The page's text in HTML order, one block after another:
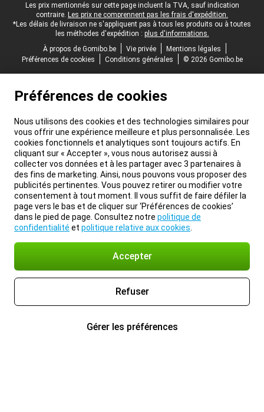
Pied-de-page légal
Les prix mentionnés sur cette page incluent la TVA, sauf indication
contraire. Les prix ne comprennent pas les frais d'expédition.
*Les délais de livraison ne s'appliquent pas à tous les produits ou à toutes
les méthodes d'expédition : plus d'informations.
À propos de Gomibo.be
Vie privée
Mentions légales
Préférences de cookies
Conditions générales © 2026 Gomibo.be
Préférences de cookies
Nous utilisons des cookies et des technologies similaires pour
vous offrir une expérience meilleure et plus personnalisée. Les
cookies fonctionnels et analytiques sont toujours actifs. En
cliquant sur « Accepter », vous nous autorisez aussi à
collecter vos données et à les partager avec 3 partenaires à
des fins de marketing. Ainsi, nous pouvons vous proposer des
publicités pertinentes. Vous pouvez retirer ou modifier votre
consentement à tout moment. Il vous suffit de faire défiler la
page vers le bas et de cliquer sur ‘Préférences de cookies’
dans le pied de page. Consultez notre politique de
confidentialité et politique relative aux cookies
Accepter
Refuser
Gérer les préférences